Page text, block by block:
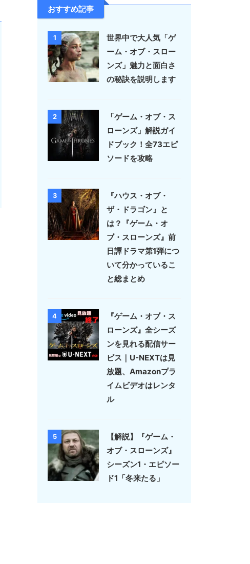
おすすめ記事
1
世界中で大人気「ゲ
ーム・オブ・スロー
ンズ」魅力と面白さ
の秘訣を説明します
2
「ゲーム・オブ・ス
ローンズ」解説ガイ
ドブック！全73エピ
ソードを攻略
3
『ハウス・オブ・
ザ・ドラゴン』と
は？『ゲーム・オ
ブ・スローンズ』前
日譚ドラマ第1弾につ
いて分かっているこ
と総まとめ
4
『ゲーム・オブ・ス
ローンズ』全シーズ
ンを見れる配信サー
ビス｜U-NEXTは見
放題、Amazonプラ
イムビデオはレンタ
ル
5
【解説】『ゲーム・
オブ・スローンズ』
シーズン1・エピソー
ド1「冬来たる」